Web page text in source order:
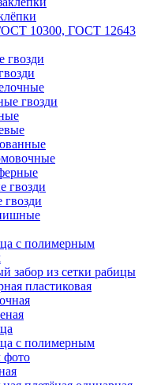
10300, ГОСТ 12643
гвозди
гвозди
гвозди
с полимерным
забор из сетки рабицы
пластиковая
с полимерным
фото